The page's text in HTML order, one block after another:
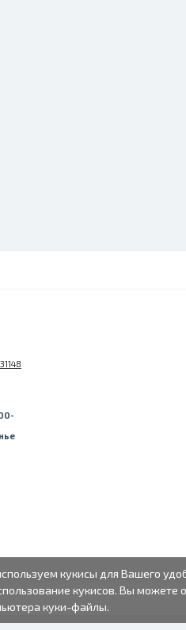
кукисы для Вашего
кукисов. Вы можете
куки-файлы.